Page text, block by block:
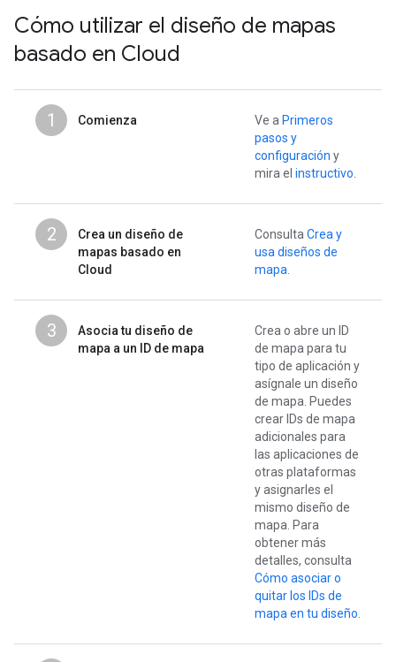
Cómo utilizar el diseño de mapas
basado en Cloud
1 Comienza Ve a Primeros
pasos y
configuración y
mira el instructivo
2
Crea un diseño de
mapas basado en
Cloud
Consulta Crea y
usa diseños de
mapa
3
Asocia tu diseño de
mapa a un ID de mapa
Crea o abre un ID
de mapa para tu
tipo de aplicación y
asígnale un diseño
de mapa. Puedes
crear IDs de mapa
adicionales para
las aplicaciones de
otras plataformas
y asignarles el
mismo diseño de
mapa. Para
obtener más
detalles, consulta
Cómo asociar o
quitar los IDs de
mapa en tu diseño